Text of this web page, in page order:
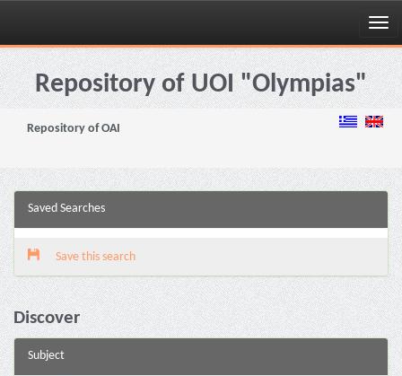
Skip
navigationRepository of UOI "Olympias"
Repository of OAI
Saved Searches
Save this search
Discover
Subject